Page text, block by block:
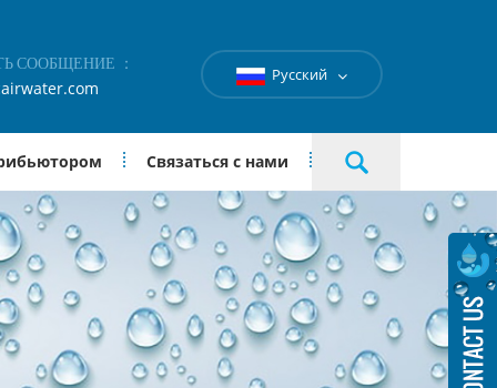
СООБЩЕНИЕ ：
Русский
Связаться с нами